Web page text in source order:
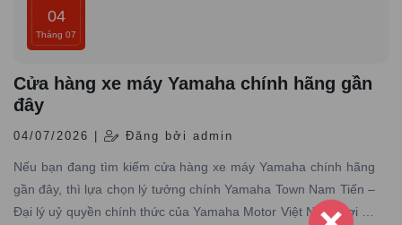
04
Tháng 07
Cửa hàng xe máy Yamaha chính hãng gần
đây
04/07/2026 | Đăng bởi admin
Nếu bạn đang tìm kiếm cửa hàng xe máy Yamaha chính hãng
gần đây, thì lựa chọn lý tưởng chính Yamaha Town Nam Tiến –
Đại lý uỷ quyền chính thức của Yamaha Motor Việt Nam, nơi có